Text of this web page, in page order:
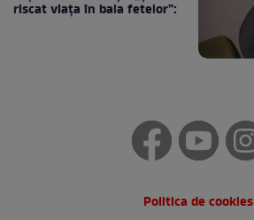
riscat viața în baia fetelor”:
Politica de cookies